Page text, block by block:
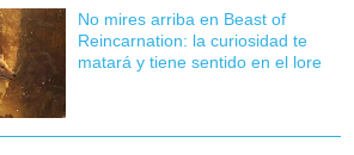
No mires arriba en Beast of
Reincarnation: la curiosidad te
matará y tiene sentido en el lore